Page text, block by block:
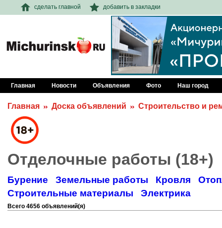
сделать главной добавить в закладки
Главная Новости Объявления Фото Наш город
Главная Доска объявлений Строительство и
Отделочные работы (18+)
Бурение Земельные работы Кровля
Строительные материалы
Электрика
Всего 4656 объявлений(я)